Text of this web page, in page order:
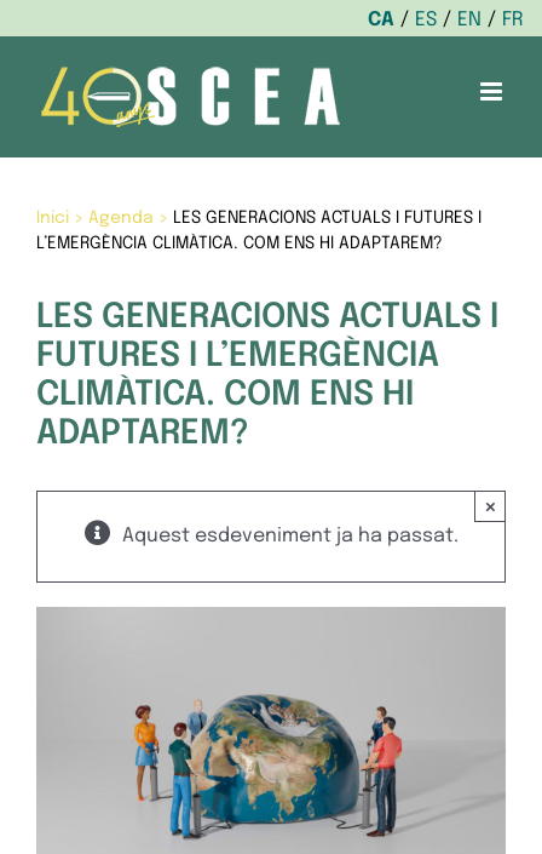
CA ES EN
FR
content
Inici> Agenda > LES GENERACIONS ACTUALS I FUTURES I
L’EMERGÈNCIA CLIMÀTICA. COM ENS HI ADAPTAREM?
LES GENERACIONS ACTUALS I
FUTURES I L’EMERGÈNCIA
CLIMÀTICA. COM ENS HI
ADAPTAREM?
Aquest esdeveniment ja ha passat.
×